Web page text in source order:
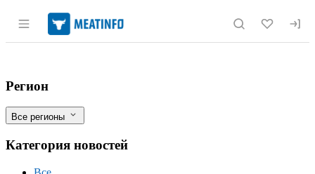
Раздел навигации по сайту
Новороссийский филиал ЦОК АПК
Фильтры
Регион
Все регионы
Категория новостей